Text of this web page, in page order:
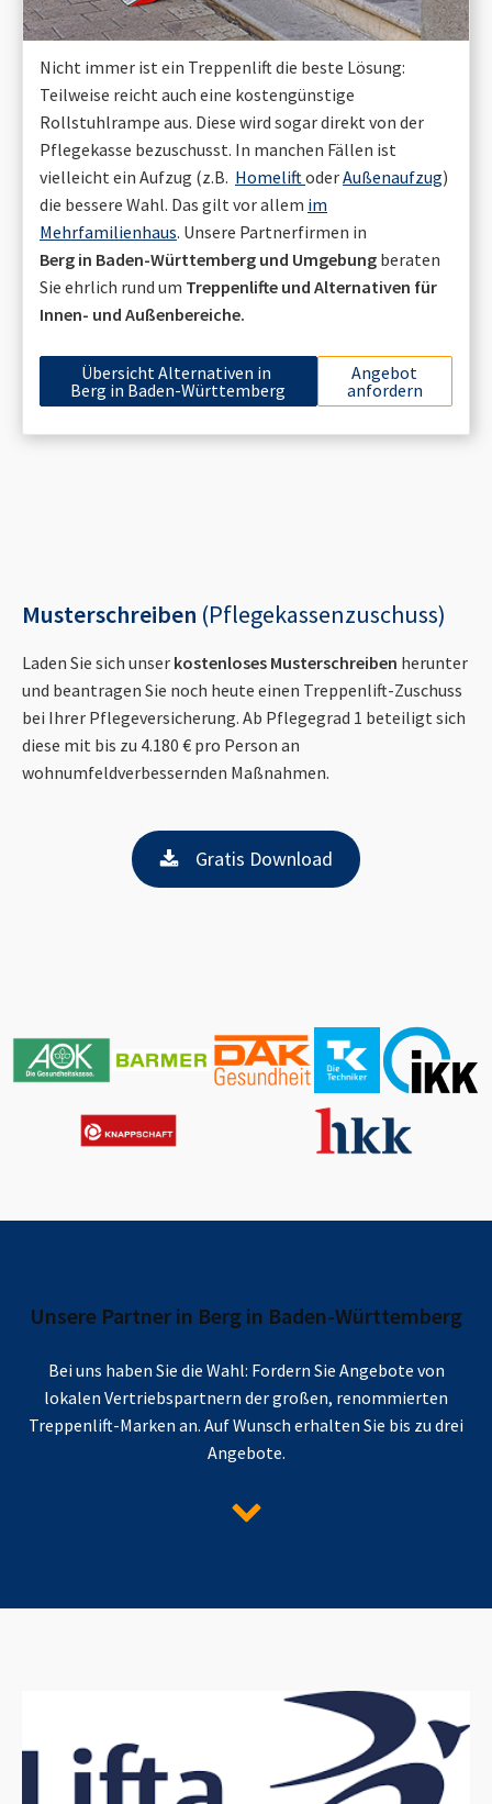
Nicht immer ist ein Treppenlift die beste Lösung:
Teilweise reicht auch eine kostengünstige
Rollstuhlrampe aus. Diese wird sogar direkt von der
Pflegekasse bezuschusst. In manchen Fällen ist
vielleicht ein Aufzug (z.B. HomeliftoderAußenaufzug)
die bessere Wahl. Das gilt vor allem im
Mehrfamilienhaus. Unsere Partnerfirmen in
Berg in Baden-Württemberg und Umgebung beraten
Sie ehrlich rund um Treppenlifte und Alternativen für
Innen- und Außenbereiche.
Übersicht Alternativen in
Berg in Baden-Württemberg
Angebot
anfordern
Musterschreiben (Pflegekassenzuschuss)
Laden Sie sich unser kostenloses Musterschreiben herunter
und beantragen Sie noch heute einen Treppenlift-Zuschuss
bei Ihrer Pflegeversicherung. Ab Pflegegrad 1 beteiligt sich
diese mit bis zu 4.180 € pro Person an
wohnumfeldverbessernden Maßnahmen.
Gratis Download
Unsere Partner in Berg in Baden-Württemberg
Bei uns haben Sie die Wahl: Fordern Sie Angebote von
lokalen Vertriebspartnern der großen, renommierten
Treppenlift-Marken an. Auf Wunsch erhalten Sie bis zu drei
Angebote.